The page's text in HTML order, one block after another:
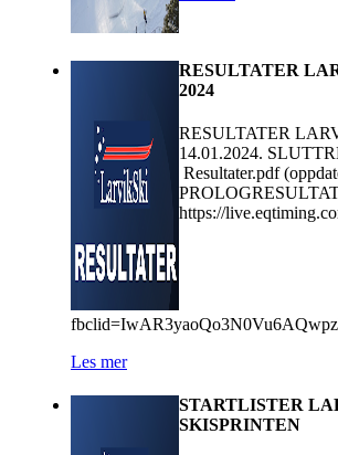
RESULTATER
2024
RESULTATER
14.01.2024.
Resultater.pdf
https://
Les mer
STARTLISTER
SKISPRINTEN